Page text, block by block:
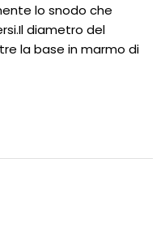
lo snodo che
diametro del
la base in marmo di